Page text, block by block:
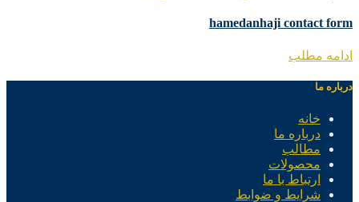
hamedanhaji contact form
ادامه مطلب
درباره ما
خانه
درباره ما
مطالب
محصولات
ارتباط با ما
شرایط و ضوابط